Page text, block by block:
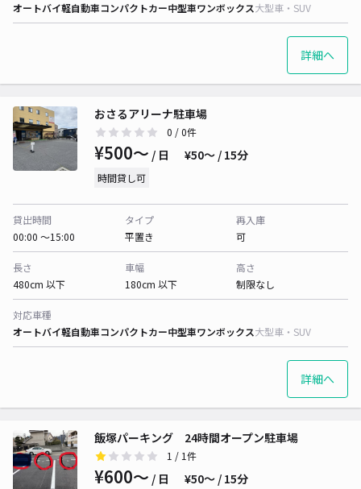
オートバイ軽自動車コンパクトカー中型車ワンボックス大型車・SUV
詳細へ
おさるアリーナ駐車場
0 / 0件
¥500〜 / 日 ¥50〜 / 15分
時間貸し可
貸出時間
00:00 〜15:00
タイプ
平置き
再入庫
可
長さ
480cm 以下
車幅
180cm 以下
高さ
制限なし
対応車種
オートバイ軽自動車コンパクトカー中型車ワンボックス大型車・SUV
詳細へ
飯塚パーキング 24時間オープン駐車場
1 / 1件
¥600〜 / 日 ¥50〜 / 15分